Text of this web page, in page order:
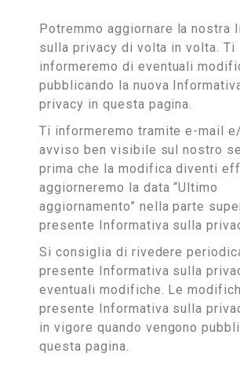
Potremmo aggiornare la nostra
sulla privacy di volta in volta. Ti
informeremo di eventuali
pubblicando la nuova
privacy in questa pagina.
Ti informeremo tramite e-mail
avviso ben visibile sul nostro
prima che la modifica diventi
aggiorneremo la data “Ultimo
aggiornamento” nella parte
presente Informativa sulla
Si consiglia di rivedere
presente Informativa sulla
eventuali modifiche. Le
presente Informativa sulla
in vigore quando vengono
questa pagina.